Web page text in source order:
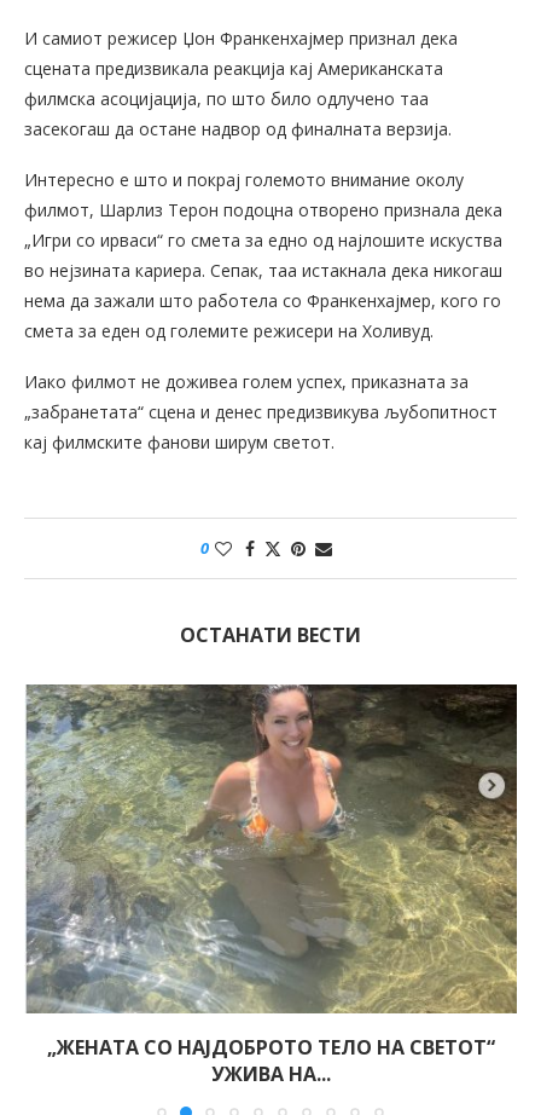
И самиот режисер Џон Франкенхајмер признал дека
сцената предизвикала реакција кај Американската
филмска асоцијација, по што било одлучено таа
засекогаш да остане надвор од финалната верзија.
Интересно е што и покрај големото внимание околу
филмот, Шарлиз Терон подоцна отворено признала дека
„Игри со ирваси“ го смета за едно од најлошите искуства
во нејзината кариера. Сепак, таа истакнала дека никогаш
нема да зажали што работела со Франкенхајмер, кого го
смета за еден од големите режисери на Холивуд.
Иако филмот не доживеа голем успех, приказната за
„забранетата“ сцена и денес предизвикува љубопитност
кај филмските фанови ширум светот.
0
ОСТАНАТИ ВЕСТИ
„ЖЕНАТА СО НАЈДОБРОТО ТЕЛО НА СВЕТОТ“
УЖИВА НА...